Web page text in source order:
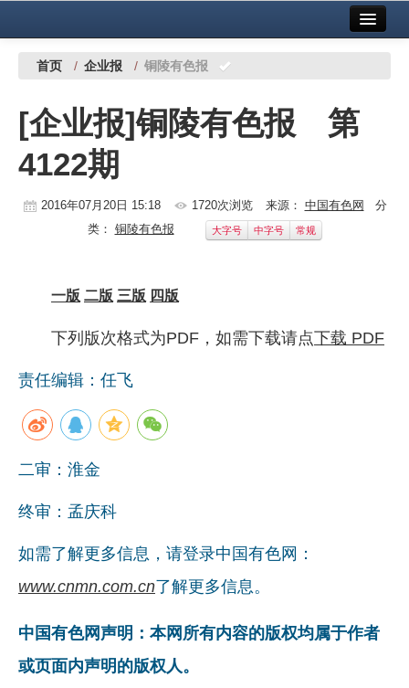
中国有色金属报社主办 广告服务
铜镍铅锌
铝
稀有稀土
企业文化
《资源再生》杂志
行情报价
数字报
首页 / 企业报 / 铜陵有色报
[企业报]铜陵有色报 第
4122期
2016年07月20日 15:18 1720次浏览 来源： 中国有色网 分
类： 铜陵有色报 大字号 中字号 常规
一版 二版 三版 四版
下列版次格式为PDF，如需下载请点下载 PDF
责任编辑：任飞
二审：淮金
终审：孟庆科
如需了解更多信息，请登录中国有色网：
www.cnmn.com.cn了解更多信息。
中国有色网声明：本网所有内容的版权均属于作者
或页面内声明的版权人。